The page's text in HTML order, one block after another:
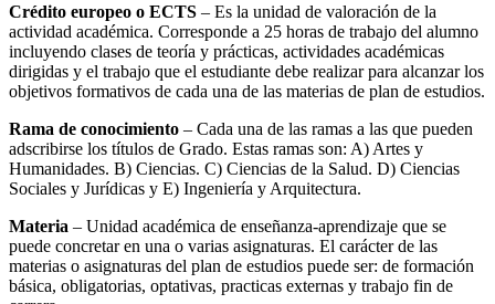
Crédito europeo o ECTS – Es la unidad de valoración de la
actividad académica. Corresponde a 25 horas de trabajo del alumno
incluyendo clases de teoría y prácticas, actividades académicas
dirigidas y el trabajo que el estudiante debe realizar para alcanzar los
objetivos formativos de cada una de las materias de plan de estudios.
Rama de conocimiento – Cada una de las ramas a las que pueden
adscribirse los títulos de Grado. Estas ramas son: A) Artes y
Humanidades. B) Ciencias. C) Ciencias de la Salud. D) Ciencias
Sociales y Jurídicas y E) Ingeniería y Arquitectura.
Materia – Unidad académica de enseñanza-aprendizaje que se
puede concretar en una o varias asignaturas. El carácter de las
materias o asignaturas del plan de estudios puede ser: de formación
básica, obligatorias, optativas, practicas externas y trabajo fin de